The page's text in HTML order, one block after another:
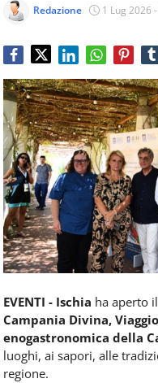
consumi
del
Food
Service
e
tutte
le
novità
del
comparto
Horeca.
Redazione 1 Lug 2026
EVENTI - Ischia ha aperto
Campania Divina,
enogastronomica della
luoghi, ai sapori, alle
regione.